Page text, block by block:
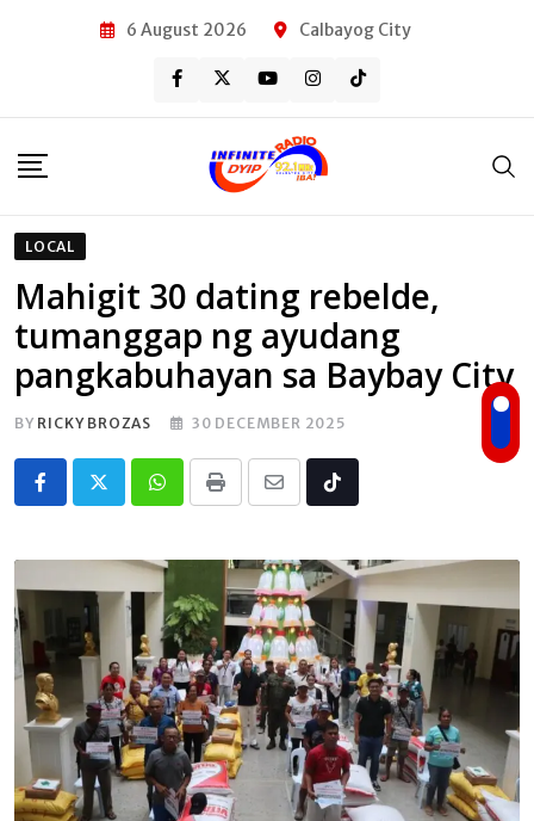
6 August 2026 Calbayog City
LOCAL
Mahigit 30 dating rebelde,
tumanggap ng ayudang
pangkabuhayan sa Baybay City
BY RICKY BROZAS 30 DECEMBER 2025
Whatsapp
Print
Share
Email
Tiktok